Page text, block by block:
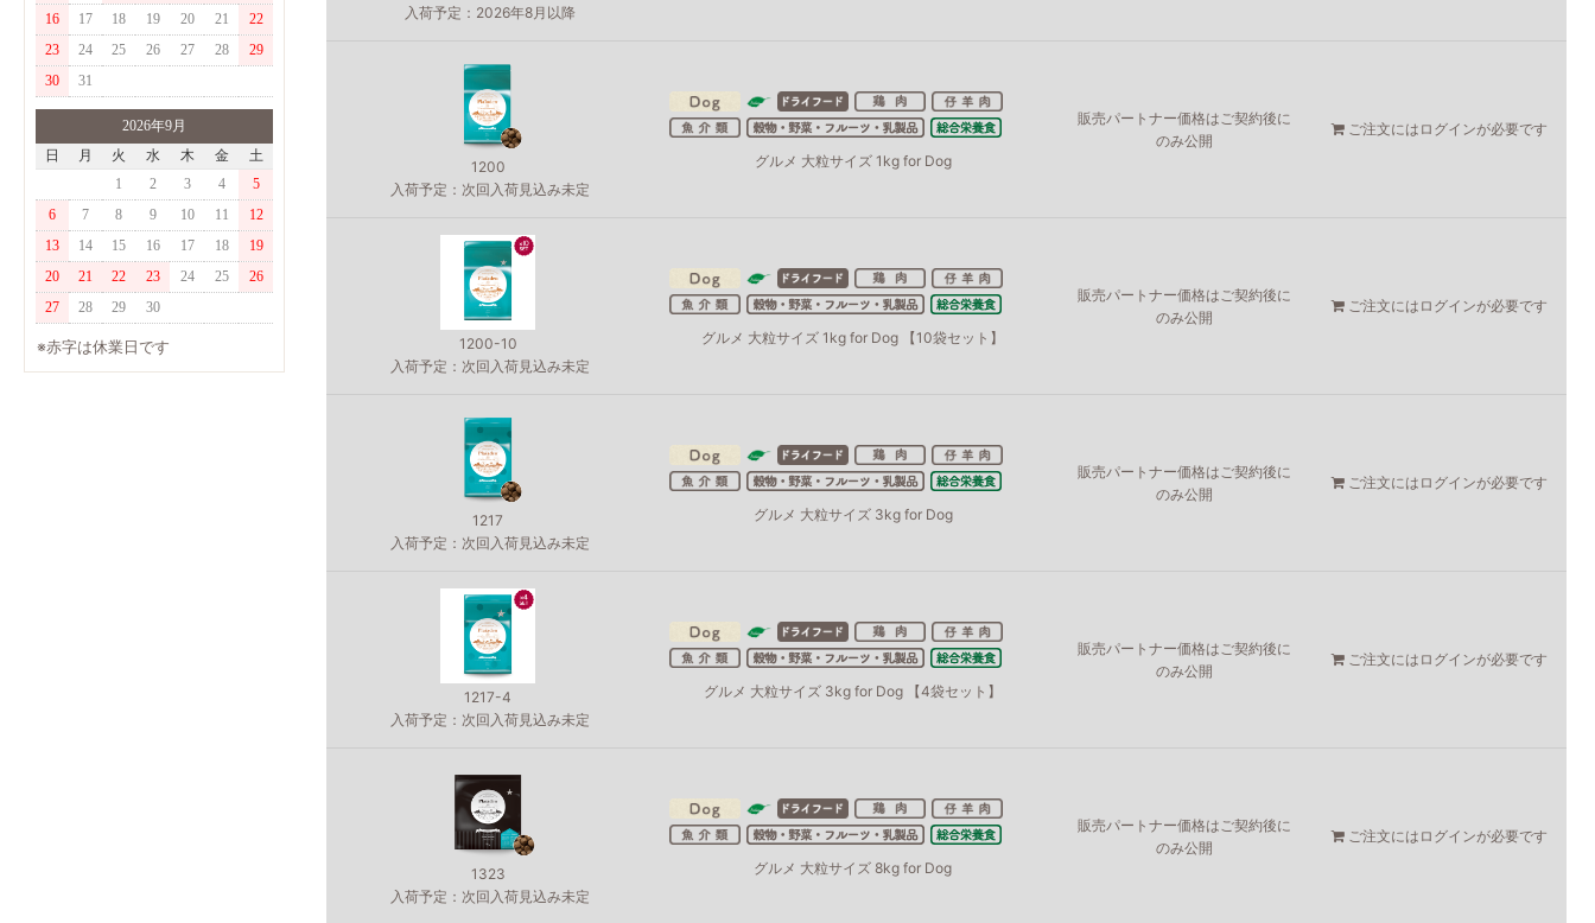
16
17 18 19 20 21
22
23
24 25 26 27 28
29
30
31
2026年9月
日
月 火 水 木 金
土
1
2 3 4
5
6
7 8 9 10 11
12
13
14 15 16 17 18
19
20
21 22 23 24 25
26
27
28 29 30
※赤字は休業日です
入荷予定：2026年8月以降
1200
入荷予定：次回入荷見込み未定
グルメ 大粒サイズ 1kg for Dog
販売パートナー価格はご契約後に
のみ公開
ご注文には ログインが必要です
1200-10
入荷予定：次回入荷見込み未定
グルメ 大粒サイズ 1kg for Dog 【10袋セット】
販売パートナー価格はご契約後に
のみ公開
ご注文には ログインが必要です
1217
入荷予定：次回入荷見込み未定
グルメ 大粒サイズ 3kg for Dog
販売パートナー価格はご契約後に
のみ公開
ご注文には ログインが必要です
1217-4
入荷予定：次回入荷見込み未定
グルメ 大粒サイズ 3kg for Dog 【4袋セット】
販売パートナー価格はご契約後に
のみ公開
ご注文には ログインが必要です
1323
入荷予定：次回入荷見込み未定
グルメ 大粒サイズ 8kg for Dog
販売パートナー価格はご契約後に
のみ公開
ご注文には ログインが必要です